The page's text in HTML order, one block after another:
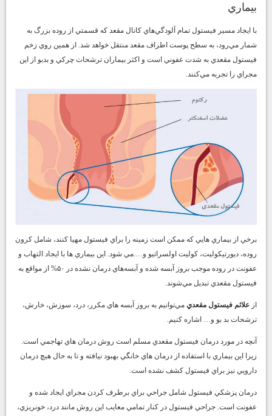
بيماري
با ايجاد مسير فيستول تمام آلودگي‌هاي كانال مقعد كه قسمتي از روده بزرگ به
شمار مي‌رود، به سطح پوست اطراف مقعد منتقل خواهد شد. از همين روي زخم
فيستول مقعدي به شدت عفوني است و اكثر بيماران ترشحات چركي و بدبو از اين
مجراي را تجربه مي‌كنند.
برخي از بيماري هايي كه ممكن است زمينه را براي فيستول مهيا كنند، شامل كرون
روده، ديورتيكوليت، كوليت اولسراتيو و….مي شود. اين بيماري ها با ايجاد التهاب و
عفونت در روده موجب بروز آبسه شده و آبسه‌هاي درمان نشده در ۵۰% از مواقع به
فيستول مقعدي تبديل مي‌شوند.
علائم فيستول مقعديمي‌توانيم به بروز آبسه هاي مكرر، درد، سوزش، خارش،
ترشحات بد بو و… اشاره كنيم.
آنچه در مورد درمان فيستول مقعدي مسلم است روش درمان هاي تهاجمي است.
زيرا اين بيماري با استفاده از درمان هاي خانگي بهبود نيافته و تا به حال هيچ درمان
دارويي نيز براي فيستول كشف نشده است.
درمان پزشكي فيستول شامل جراحي براي برطرف كردن مجراي ايجاد شده و
عفونت است. جراحي فيستول در كنار تمامي معايب اين روش مانند درد، خونريزي،